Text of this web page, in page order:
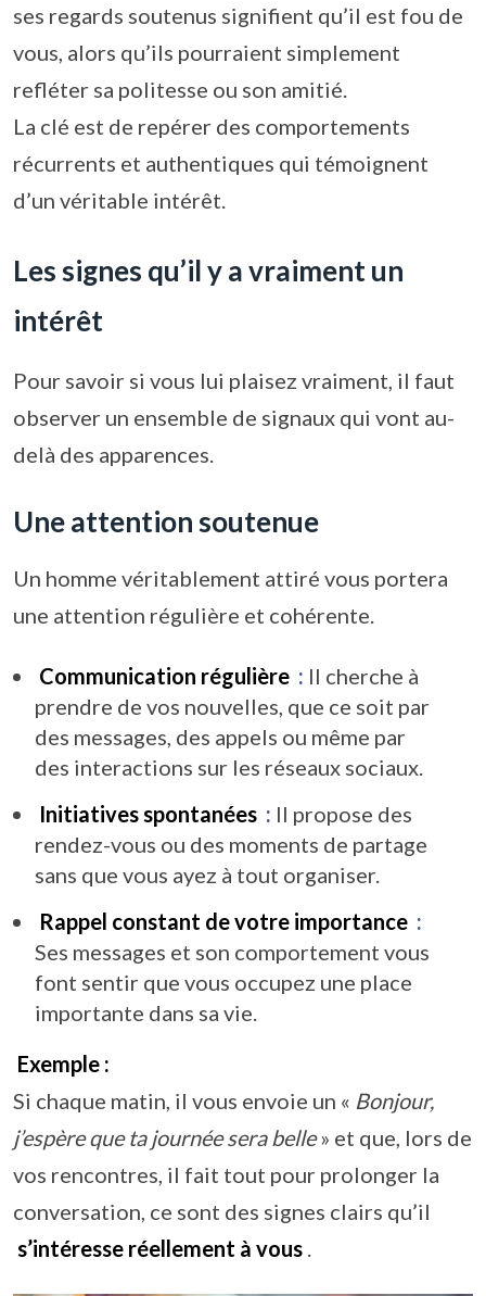
ses regards soutenus signifient qu’il est fou de
vous, alors qu’ils pourraient simplement
refléter sa politesse ou son amitié.
La clé est de repérer des comportements
récurrents et authentiques qui témoignent
d’un véritable intérêt.
Les signes qu’il y a vraiment un
intérêt
Pour savoir si vous lui plaisez vraiment, il faut
observer un ensemble de signaux qui vont au-
delà des apparences.
Une attention soutenue
Un homme véritablement attiré vous portera
une attention régulière et cohérente.
Communication régulière : Il cherche à
prendre de vos nouvelles, que ce soit par
des messages, des appels ou même par
des interactions sur les réseaux sociaux.
Initiatives spontanées : Il propose des
rendez-vous ou des moments de partage
sans que vous ayez à tout organiser.
Rappel constant de votre importance :
Ses messages et son comportement vous
font sentir que vous occupez une place
importante dans sa vie.
Exemple :
Si chaque matin, il vous envoie un « Bonjour,
j’espère que ta journée sera belle» et que, lors de
vos rencontres, il fait tout pour prolonger la
conversation, ce sont des signes clairs qu’il
s’intéresse réellement à vous